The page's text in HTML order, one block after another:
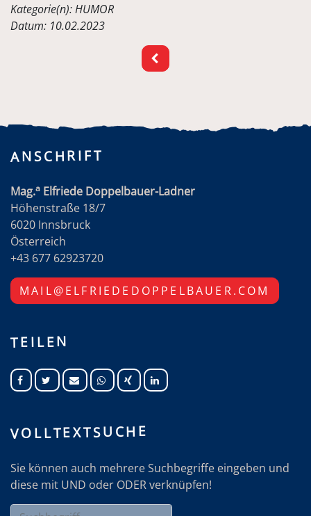
Kategorie(n): HUMOR
Datum: 10.02.2023
ANSCHRIFT
Mag.a Elfriede Doppelbauer-Ladner
Höhenstraße 18/7
6020 Innsbruck
Österreich
+43 677 62923720
MAIL@ELFRIEDEDOPPELBAUER.COM
TEILEN
VOLLTEXTSUCHE
Sie können auch mehrere Suchbegriffe eingeben und
diese mit UND oder ODER verknüpfen!